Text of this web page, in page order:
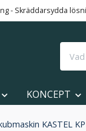
- Skräddarsydda
KONCEPT
KASTEL